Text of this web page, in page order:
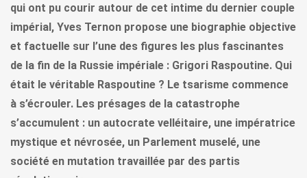
qui ont pu courir autour de cet intime du dernier couple
impérial, Yves Ternon propose une biographie objective
et factuelle sur l’une des figures les plus fascinantes
de la fin de la Russie impériale : Grigori Raspoutine. Qui
était le véritable Raspoutine ? Le tsarisme commence
à s’écrouler. Les présages de la catastrophe
s’accumulent : un autocrate velléitaire, une impératrice
mystique et névrosée, un Parlement muselé, une
société en mutation travaillée par des partis